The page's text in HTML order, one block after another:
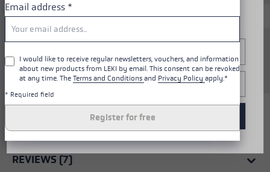
Nordic walking pole bag for transporting and
storing poles.
ALL FEATURES
REVIEWS (7)
Weitere Informationen findest du in unserer
Datenschutzerklärung.
Only essential
Accept all cookies
Email address *
I would like to receive regular newsletters, vouchers, and information
about new products from LEKI by email. This consent can be revoked
at any time. The Terms and Conditions and Privacy Policy apply.*
* Required field
Register for free